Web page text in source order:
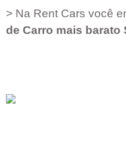
> Na Rent Cars você
de Carro mais barato